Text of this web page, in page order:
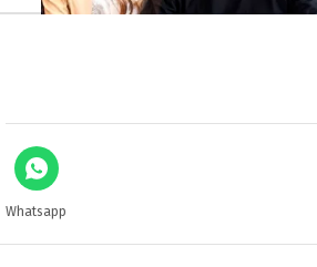
Whatsapp